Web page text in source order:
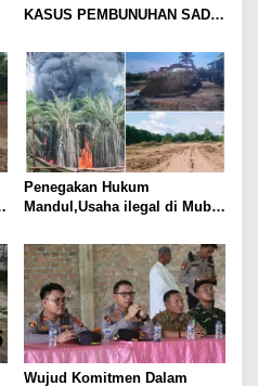
KASUS PEMBUNUHAN SADIS
JADI TERSANGKA: KORBAN
DITEMUKAN DALAM KARUNG
DI SAWAH
Penegakan Hukum
Mandul,Usaha ilegal di Muba
Wujud Komitmen Dalam